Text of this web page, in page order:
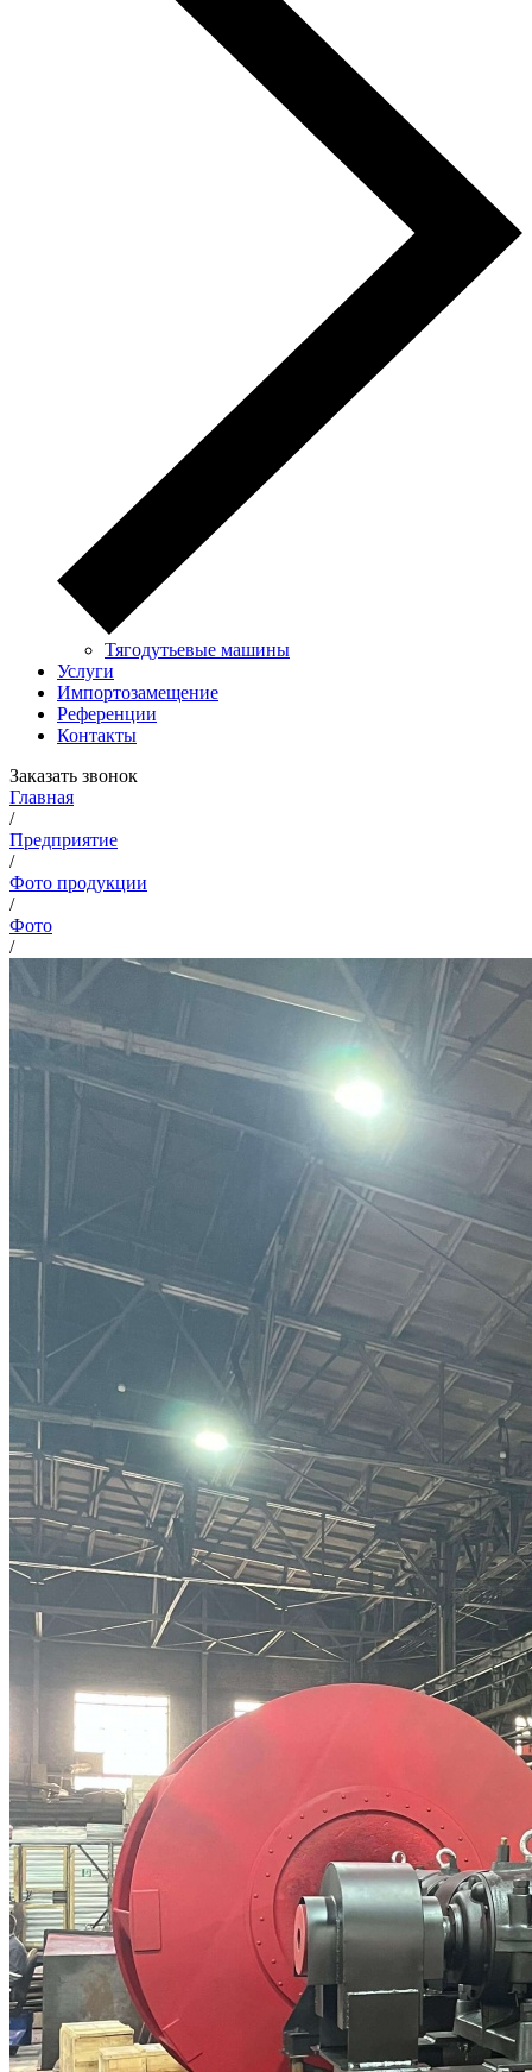
Тягодутьевые машины
Услуги
Импортозамещение
Референции
Контакты
Заказать звонок
Главная
/
Предприятие
/
Фото продукции
/
Фото
/